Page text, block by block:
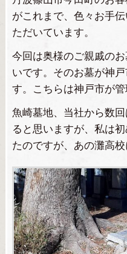
がこれまで、色々お手
ただいています。
今回は奥様のご親戚の
いです。そのお墓が神
す。こちらは神戸市が管
魚崎墓地、当社から数
ると思いますが、私は
たのですが、あの灘高